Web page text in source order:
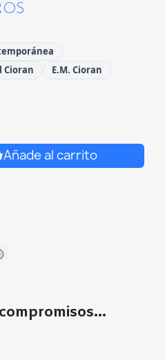
Cioran E.m. Cioran
Añade al carrito